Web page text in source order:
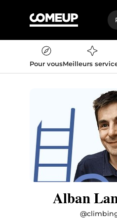
Pour vousMeilleurs
Alban
@